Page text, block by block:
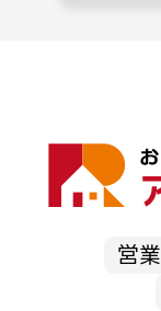
営